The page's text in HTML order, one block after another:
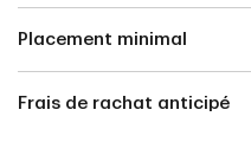
Placement minimal
Frais de rachat anticipé